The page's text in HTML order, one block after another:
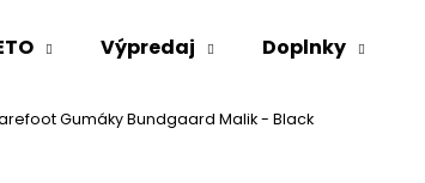
Výpredaj Doplnky
Gumáky Bundgaard Malik - Black
Čo potrebujete nájsť?